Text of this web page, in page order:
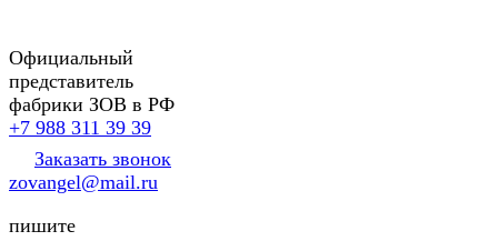
Официальный
представитель
фабрики ЗОВ в РФ
+7 988 311 39 39
Заказать звонок
zovangel@mail.ru
пишите